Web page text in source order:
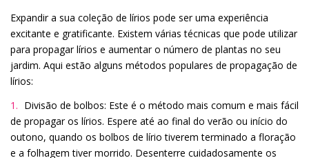
Expandir a sua coleção de lírios pode ser uma experiência
excitante e gratificante. Existem várias técnicas que pode utilizar
para propagar lírios e aumentar o número de plantas no seu
jardim. Aqui estão alguns métodos populares de propagação de
lírios:
Divisão de bolbos: Este é o método mais comum e mais fácil
de propagar os lírios. Espere até ao final do verão ou início do
outono, quando os bolbos de lírio tiverem terminado a floração
e a folhagem tiver morrido. Desenterre cuidadosamente os